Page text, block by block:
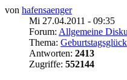
von hafensaenger
Mi 27.04.2011 - 09:35
Forum: Allgemeine
Thema:
Antworten: 2413
Zugriffe: 552144